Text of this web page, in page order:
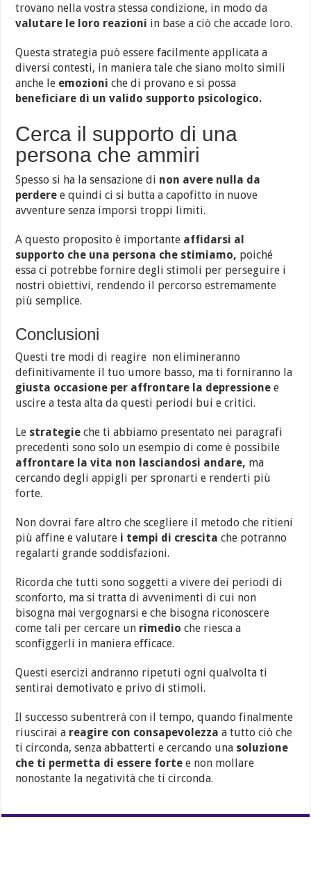
trovano nella vostra stessa condizione, in modo da
valutare le loro reazioni in base a ciò che accade loro.
Questa strategia può essere facilmente applicata a
diversi contesti, in maniera tale che siano molto simili
anche le emozioni che di provano e si possa
beneficiare di un valido supporto psicologico.
Cerca il supporto di una
persona che ammiri
Spesso si ha la sensazione di non avere nulla da
perderee quindi ci si butta a capofitto in nuove
avventure senza imporsi troppi limiti.
A questo proposito è importante affidarsi al
supporto che una persona che stimiamo, poiché
essa ci potrebbe fornire degli stimoli per perseguire i
nostri obiettivi, rendendo il percorso estremamente
più semplice.
Conclusioni
Questi tre modi di reagire non elimineranno
definitivamente il tuo umore basso, ma ti forniranno la
giusta occasione per affrontare la depressionee
uscire a testa alta da questi periodi bui e critici.
Le strategie che ti abbiamo presentato nei paragrafi
precedenti sono solo un esempio di come è possibile
affrontare la vita non lasciandosi andare, ma
cercando degli appigli per spronarti e renderti più
forte.
Non dovrai fare altro che scegliere il metodo che ritieni
più affine e valutare i tempi di crescitache potranno
regalarti grande soddisfazioni.
Ricorda che tutti sono soggetti a vivere dei periodi di
sconforto, ma si tratta di avvenimenti di cui non
bisogna mai vergognarsi e che bisogna riconoscere
come tali per cercare un rimedio che riesca a
sconfiggerli in maniera efficace.
Questi esercizi andranno ripetuti ogni qualvolta ti
sentirai demotivato e privo di stimoli.
Il successo subentrerà con il tempo, quando finalmente
riuscirai a reagire con consapevolezza a tutto ciò che
ti circonda, senza abbatterti e cercando una soluzione
che ti permetta di essere forte e non mollare
nonostante la negatività che ti circonda.